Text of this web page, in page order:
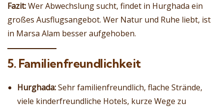
Fazit:Wer Abwechslung sucht, findet in Hurghada ein
großes Ausflugsangebot. Wer Natur und Ruhe liebt, ist
in Marsa Alam besser aufgehoben.
5. Familienfreundlichkeit
Hurghada:Sehr familienfreundlich, flache Strände,
viele kinderfreundliche Hotels, kurze Wege zu